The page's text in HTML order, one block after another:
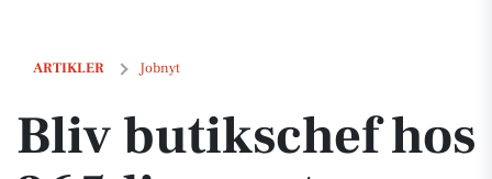
ARTIKLER Jobnyt
Bliv butikschef hos 365discount og udvikl dine lederfærdigheder i
Bliv butikschef hos